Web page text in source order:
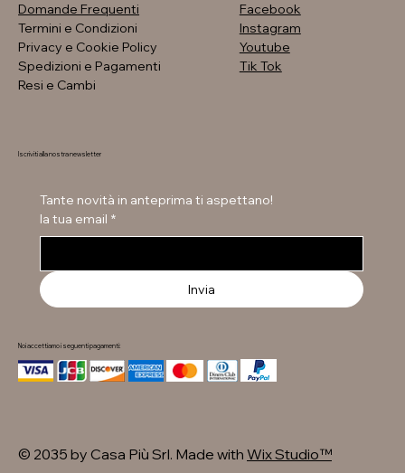
Domande Frequenti
Termini e Condizioni
Privacy e Cookie Policy
Spedizioni e Pagamenti
Resi e Cambi
Facebook
Instagram
Youtube
Tik Tok
Iscriviti alla nostra newsletter
Tante novità in anteprima ti aspettano!
la tua email *
Invia
Noi accettiamo i seguenti pagamenti:
© 2035 by Casa Più Srl. Made with Wix Studio™